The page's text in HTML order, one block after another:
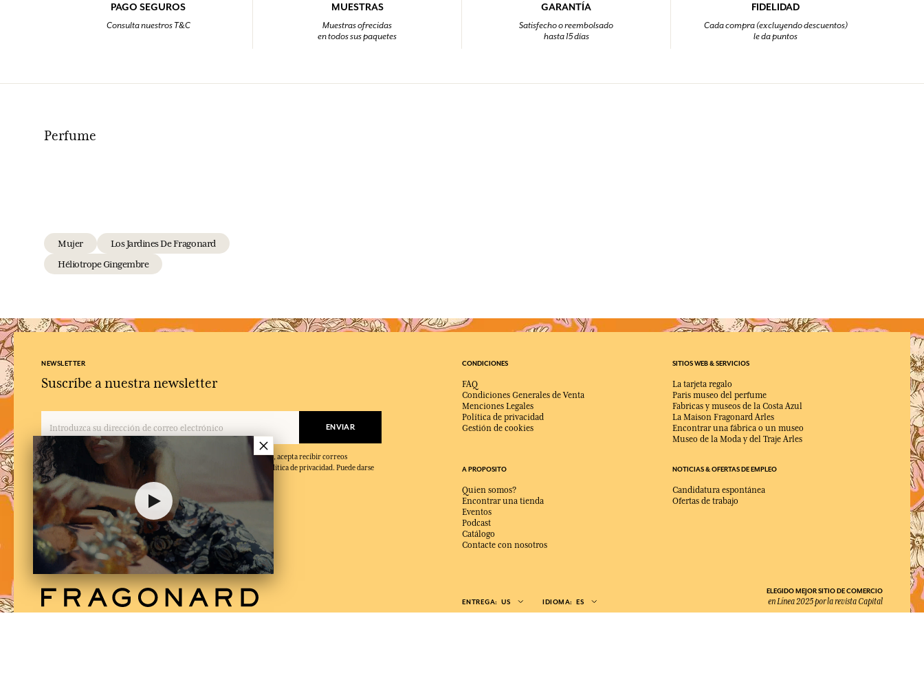
PAGO SEGUROS
Consulta nuestros T&C
MUESTRAS
Muestras ofrecidas
en todos sus paquetes
GARANTÍA
Satisfecho o reembolsado
hasta 15 días
FIDELIDAD
Cada compra (excluyendo descuentos)
le da puntos
Perfume
Mujer
Los Jardines De Fragonard
Héliotrope Gingembre
NEWSLETTER
Suscríbe a nuestra newsletter
ENVIAR
Al facilitar su dirección de correo electrónico y hacer clic en 'Suscribirse', acepta recibir correos
electrónicos de Fragonard y confirma que ha leído y aceptado nuestra política de privacidad. Puede darse
de baja en cualquier momento.
CONDICIONES
FAQ
Condiciones Generales de Venta
Menciones Legales
Política de privacidad
Gestión de cookies
SITIOS WEB & SERVICIOS
La tarjeta regalo
Paris museo del perfume
Fabricas y museos de la Costa Azul
La Maison Fragonard Arles
Encontrar una fábrica o un museo
Museo de la Moda y del Traje Arles
A PROPOSITO
Quien somos?
Encontrar una tienda
Eventos
Podcast
Catálogo
Contacte con nosotros
NOTICIAS & OFERTAS DE EMPLEO
Candidatura espontánea
Ofertas de trabajo
ENTREGA: US IDIOMA: ES
ELEGIDO MEJOR SITIO DE COMERCIO
en Línea 2025 por la revista Capital
×